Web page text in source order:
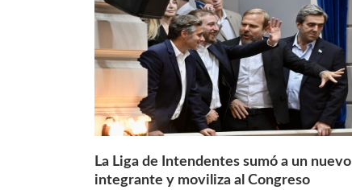
La Liga de Intendentes sumó a un nuevo
integrante y moviliza al Congreso